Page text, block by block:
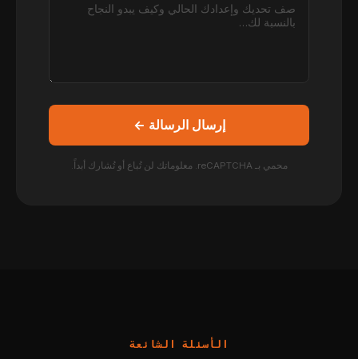
إرسال الرسالة ←
محمي بـ reCAPTCHA. معلوماتك لن تُباع أو تُشارك أبداً.
الأسئلة الشائعة